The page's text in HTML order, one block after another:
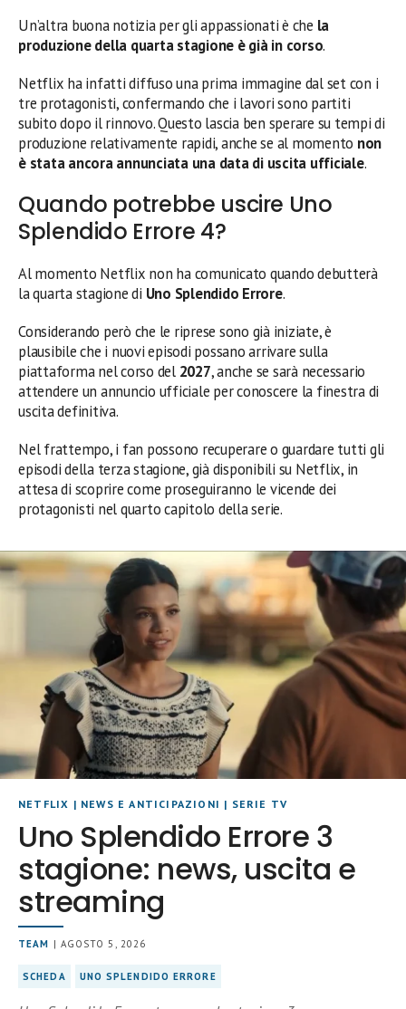
Un’altra buona notizia per gli appassionati è che la
produzione della quarta stagione è già in corso.
Netflix ha infatti diffuso una prima immagine dal set con i
tre protagonisti, confermando che i lavori sono partiti
subito dopo il rinnovo. Questo lascia ben sperare su tempi di
produzione relativamente rapidi, anche se al momento non
è stata ancora annunciata una data di uscita ufficiale.
Quando potrebbe uscire Uno
Splendido Errore 4?
Al momento Netflix non ha comunicato quando debutterà
la quarta stagione di Uno Splendido Errore.
Considerando però che le riprese sono già iniziate, è
plausibile che i nuovi episodi possano arrivare sulla
piattaforma nel corso del 2027, anche se sarà necessario
attendere un annuncio ufficiale per conoscere la finestra di
uscita definitiva.
Nel frattempo, i fan possono recuperare o guardare tutti gli
episodi della terza stagione, già disponibili su Netflix, in
attesa di scoprire come proseguiranno le vicende dei
protagonisti nel quarto capitolo della serie.
NETFLIX | NEWS E ANTICIPAZIONI | SERIE TV
Uno Splendido Errore 3
stagione: news, uscita e
streaming
TEAM | AGOSTO 5, 2026
SCHEDA UNO SPLENDIDO ERRORE